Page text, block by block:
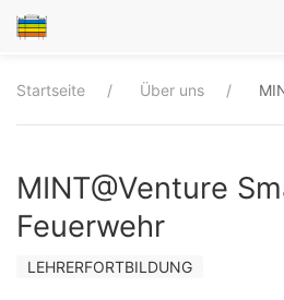
Startseite Über uns
MINT@Venture
Feuerwehr
LEHRERFORTBILDUNG